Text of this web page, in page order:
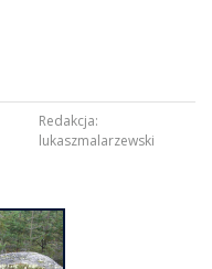
Redakcja:
lukaszmalarzewski